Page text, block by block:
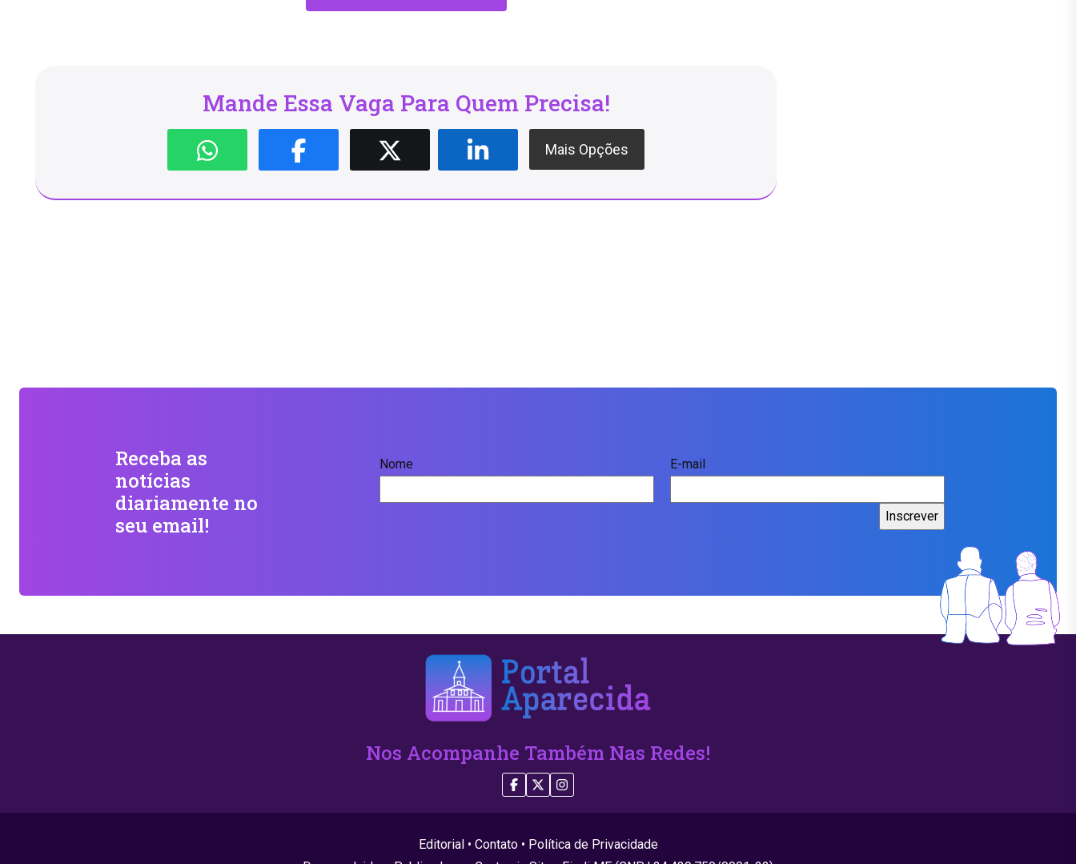
Mande Essa Vaga Para Quem Precisa!
Mais Opções
Receba as
notícias
diariamente no
seu email!
Nome E-mail
Nos Acompanhe Também Nas Redes!
Editorial• Contato• Política de Privacidade